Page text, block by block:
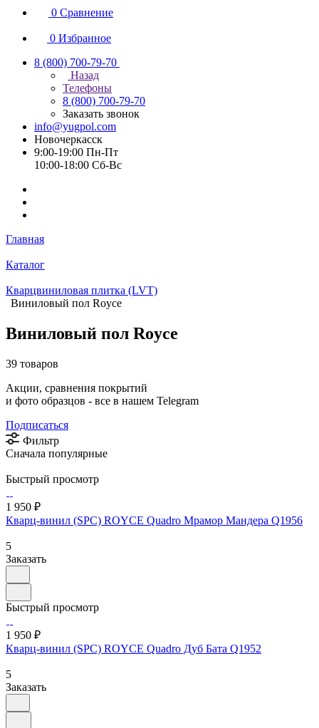
0 Сравнение
0 Избранное
8 (800) 700-79-70
Назад
Телефоны
8 (800) 700-79-70
Заказать звонок
info@yugpol.com
Новочеркаcск
9:00-19:00 Пн-Пт
10:00-18:00 Cб-Вс
Главная
Каталог
Кварцвиниловая плитка (LVT)
Виниловый пол Royce
Виниловый пол Royce
39 товаров
Акции, сравнения покрытий
и фото образцов - все в нашем Telegram
Подписаться
Фильтр
Сначала популярные
Быстрый просмотр
1 950 ₽
Кварц-винил (SPC) ROYCE Quadro Мрамор Мандера Q1956
5
Заказать
Быстрый просмотр
1 950 ₽
Кварц-винил (SPC) ROYCE Quadro Дуб Бата Q1952
5
Заказать